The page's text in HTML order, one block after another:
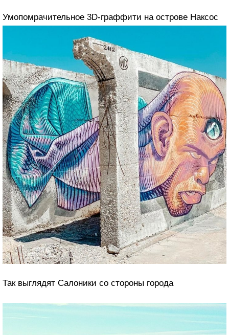
Умопомрачительное 3D-граффити на острове Наксос
Так выглядят Салоники со стороны города